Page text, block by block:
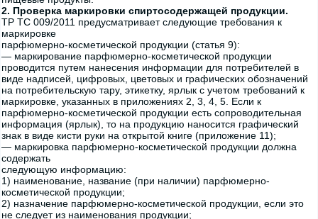
2. Проверка маркировки спиртосодержащей продукции.
TP ТС 009/2011 предусматривает следующие требования к
маркировке
парфюмерно-косметической продукции (статья 9):
— маркирование парфюмерно-косметической продукции
проводится путем нанесения информации для потребителей в
виде надписей, цифровых, цветовых и графических обозначений
на потребительскую тару, этикетку, ярлык с учетом требований к
маркировке, указанных в приложениях 2, 3, 4, 5. Если к
парфюмерно-косметической продукции есть сопроводительная
информация (ярлык), то на продукцию наносится графический
знак в виде кисти руки на открытой книге (приложение 11);
— маркировка парфюмерно-косметической продукции должна
содержать
следующую информацию:
1) наименование, название (при наличии) парфюмерно-
косметической продукции;
2) назначение парфюмерно-косметической продукции, если это
не следует из наименования продукции;